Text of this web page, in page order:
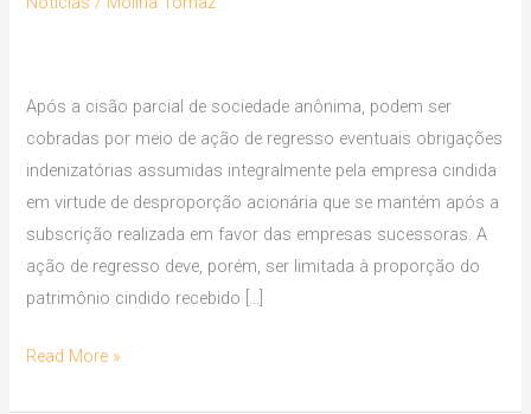
Após a cisão parcial de sociedade anônima, podem ser
cobradas por meio de ação de regresso eventuais obrigações
indenizatórias assumidas integralmente pela empresa cindida
em virtude de desproporção acionária que se mantém após a
subscrição realizada em favor das empresas sucessoras. A
ação de regresso deve, porém, ser limitada à proporção do
patrimônio cindido recebido […]
deve
na
mesma
proporção
do
patrimônio
recebido
Read More »